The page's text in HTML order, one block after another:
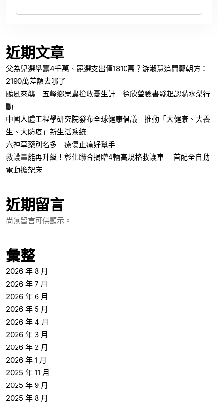
近期文章
父為兒選舉籌4千萬、競選支出僅1810萬？游淑慧追問鄭朝方：
2190萬差額去哪了
颱風來襲 五峰鄉果農搶收憂生計 徐欣瑩臉書發起認購水梨行
動
中國人體工程學研究院發布全球健康倡議 推動「大健康、大養
生、大防疫」新生活系統
六神草藥別名多 療傷止痛好幫手
救護量能再升級！彰化聯合捐贈4輛高規格救護車 首配全自動
電動擔架床
近期留言
尚無留言可供顯示。
彙整
2026 年 8 月
2026 年 7 月
2026 年 6 月
2026 年 5 月
2026 年 4 月
2026 年 3 月
2026 年 2 月
2026 年 1 月
2025 年 11 月
2025 年 9 月
2025 年 8 月